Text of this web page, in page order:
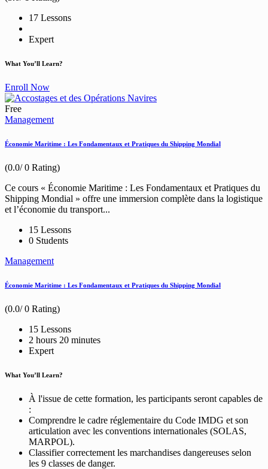
17 Lessons
Expert
What You’ll Learn?
Enroll Now
Free
Management
Économie Maritime : Les Fondamentaux et Pratiques du Shipping Mondial
(0.0/ 0 Rating)
Ce cours « Économie Maritime : Les Fondamentaux et Pratiques du
Shipping Mondial » offre une immersion complète dans la logistique
et l’économie du transport...
15 Lessons
0 Students
Management
Économie Maritime : Les Fondamentaux et Pratiques du Shipping Mondial
(0.0/ 0 Rating)
15 Lessons
2 hours 20 minutes
Expert
What You’ll Learn?
À l'issue de cette formation, les participants seront capables de
:
Comprendre le cadre réglementaire du Code IMDG et son
articulation avec les conventions internationales (SOLAS,
MARPOL).
Classifier correctement les marchandises dangereuses selon
les 9 classes de danger.